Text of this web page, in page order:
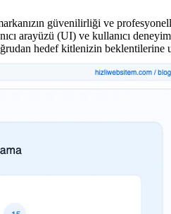
güvenilirliği ve
arayüzü (UI) ve kullanıcı
hedef kitlenizin